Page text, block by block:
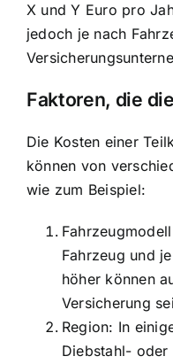
X und Y Euro pro
jedoch je nach
Faktoren, die
Die Kosten einer
können von
wie zum Beispiel:
Fahrzeug und
höher können
Versicherung
Region: In
Diebstahl-